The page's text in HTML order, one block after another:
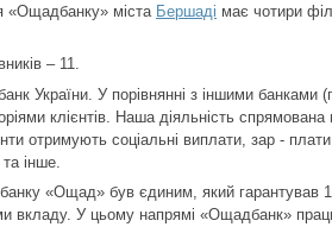
«Ощадбанку» міста Бершаді має чотири
– 11.
України. У порівнянні з іншими банками
клієнтів. Наша діяльність
отримують соціальні виплати, зар -
інше.
«Ощад» був єдиним, який гарантував
вкладу. У цьому напрямі «Ощадбанк»